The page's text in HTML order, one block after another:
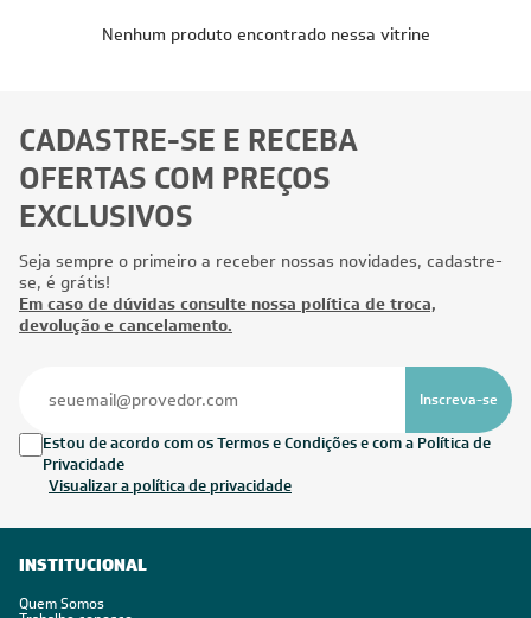
Nenhum produto encontrado nessa vitrine
CADASTRE-SE E RECEBA
OFERTAS COM PREÇOS
EXCLUSIVOS
Seja sempre o primeiro a receber nossas novidades, cadastre-
se, é grátis!
Em caso de dúvidas consulte nossa política de troca,
devolução e cancelamento.
Inscreva-se
Estou de acordo com os Termos e Condições e com a Política de
Privacidade
Visualizar a política de privacidade
INSTITUCIONAL
Quem Somos